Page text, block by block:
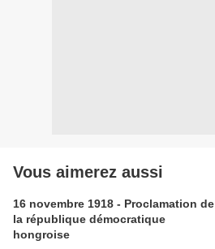
Vous aimerez aussi
16 novembre 1918 - Proclamation de
la république démocratique
hongroise